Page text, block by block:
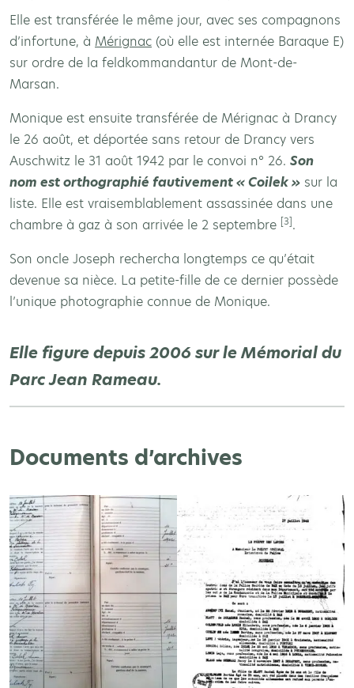
Elle est transférée le même jour, avec ses compagnons
d’infortune, à Mérignac (où elle est internée Baraque E)
sur ordre de la feldkommandantur de Mont-de-
Marsan.
Monique est ensuite transférée de Mérignac à Drancy
le 26 août, et déportée sans retour de Drancy vers
Auschwitz le 31 août 1942 par le convoi n° 26. Son
nom est orthographié fautivement « Coilek » sur la
liste. Elle est vraisemblablement assassinée dans une
chambre à gaz à son arrivée le 2 septembre [3].
Son oncle Joseph rechercha longtemps ce qu’était
devenue sa nièce. La petite-fille de ce dernier possède
l’unique photographie connue de Monique.
Elle figure depuis 2006 sur le Mémorial du
Parc Jean Rameau.
Documents d’archives